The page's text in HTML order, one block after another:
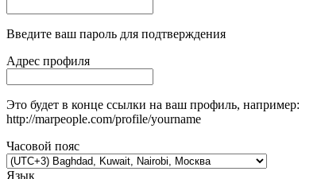
Введите ваш пароль для подтверждения
Адрес профиля
Это будет в конце ссылки на ваш профиль, например:
http://marpeople.com/profile/yourname
Часовой пояс
Язык